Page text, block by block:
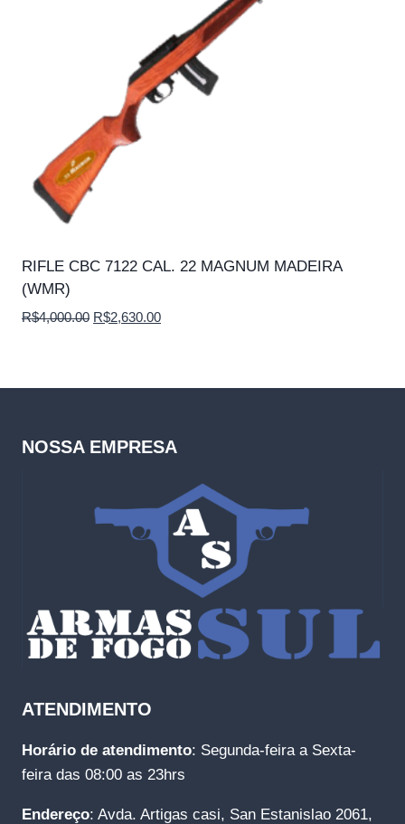
RIFLE CBC 7122 CAL. 22 MAGNUM MADEIRA
(WMR)
R$4,000.00 O
R$2,630.00O
NOSSA EMPRESA
ATENDIMENTO
Horário de atendimento: Segunda-feira a Sexta-
feira das 08:00 as 23hrs
Endereço: Avda. Artigas casi, San Estanislao 2061,